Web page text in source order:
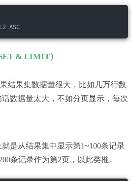
ASC
& LIMIT）
结果集数据量很大，比如几万行数
数据量太大，不如分页显示，每次
是从结果集中显示第1~100条记录
条记录作为第2页，以此类推。